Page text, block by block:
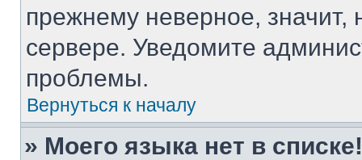
прежнему неверное, значит,
сервере. Уведомите
проблемы.
Вернуться к началу
» Моего языка нет в списке!